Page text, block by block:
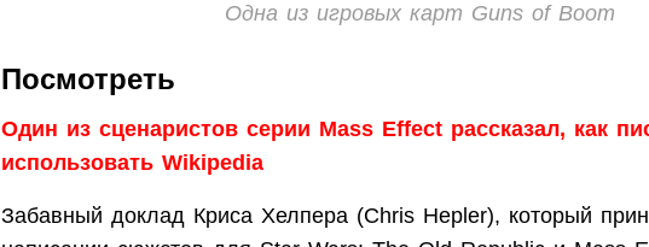
Одна из игровых карт Guns of Boom
Посмотреть
Один из сценаристов серии Mass Effect рассказал, как
использовать Wikipedia
Забавный доклад Криса Хелпера (Chris Hepler), который